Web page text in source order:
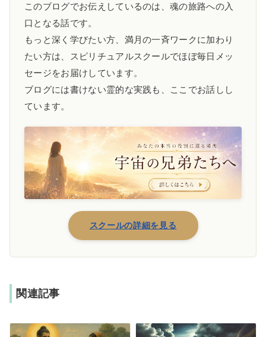
このブログでお伝えしているのは、魂の旅路への入
口となる話です。
もっと深く学びたい方、満月の一斉ワークに加わり
たい方は、スピリチュアルスクールでほぼ毎日メッ
セージをお届けしています。
ブログには書けない霊的な実践も、ここでお話しし
ています。
スクールの詳細を見る
関連記事